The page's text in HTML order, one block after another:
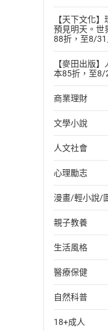
【天下文化
預見明天。世
88折，至8/31
【麥田出版
本85折，至8/
商業理財
投資理財
經濟/趨勢
財務/金融
管理/領導
職場工作術
成功法
行銷/廣告
傳記
商務/商學
文學小說
歐美文學
日本文學
韓國文學
華文文學
經典文學
成長/家庭生
懸疑/推理小
科幻/奇幻小
人文社會
國際關係
政治
社會科學
台灣/中國歷
日/韓歷史
其他歷史/史
法律
心理勵志
心靈成長/
人際關係
兩性關係
心理學
漫畫/輕小說/
輕小說
奇幻/科幻
愛情故事
職場/社會寫
懸疑/推理
親子教養
教育現場
兒童文學/故
兒童科普/學
育兒百科
生活風格
飲食/食譜
健身/美顏
運動/遊戲
醫療保健
健康/養生
常見疾病
自然科普
生物科學
18+成人